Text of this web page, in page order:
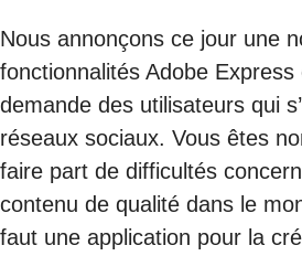
Nous annonçons ce jour une
fonctionnalités Adobe
demande des utilisateurs qui
réseaux sociaux. Vous êtes
faire part de difficultés
contenu de qualité dans le
faut une application pour la